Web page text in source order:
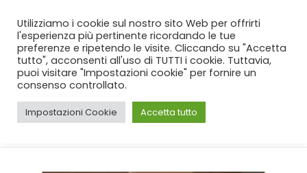
SPEDIZIONE GRATUITA per ordini da 99€!
CASA SHOP WEDDING CUCINA, TOVAGLIE
Utilizziamo i cookie sul nostro sito Web per offrirti
l'esperienza più pertinente ricordando le tue
preferenze e ripetendo le visite. Cliccando su "Accetta
tutto", acconsenti all'uso di TUTTI i cookie. Tuttavia,
puoi visitare "Impostazioni cookie" per fornire un
consenso controllato.
Impostazioni Cookie Accetta tutto